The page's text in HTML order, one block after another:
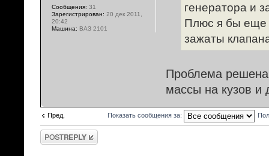
генератора и
Плюс я бы еще
зажаты
Проблема
массы на кузов и
Сообщения: 31
Зарегистрирован: 20 дек 2011,
20:42
Машина: ВАЗ 2101
Пред. Показать сообщения за:
Ответить